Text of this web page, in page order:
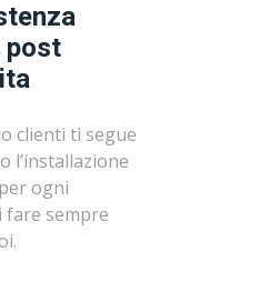
post
clienti ti segue
l’installazione
ogni
fare sempre